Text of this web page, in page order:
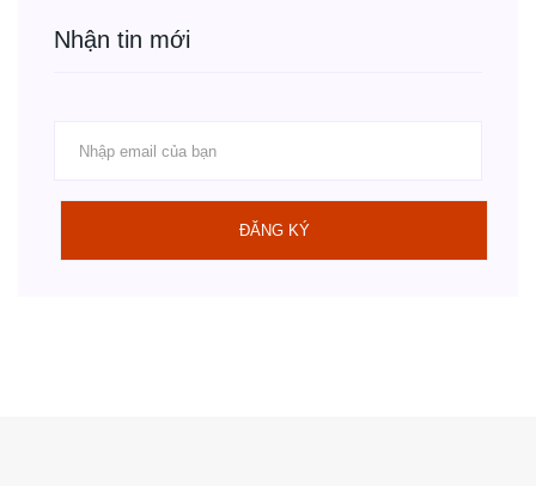
Nhận tin mới
ĐĂNG KÝ